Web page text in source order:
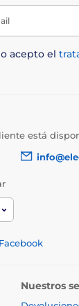
acepto el
está
Facebook
Nuestros